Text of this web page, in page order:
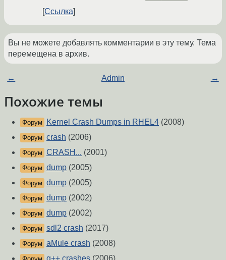
Ссылка
Вы не можете добавлять комментарии в эту тему. Тема
перемещена в архив.
← Admin →
Похожие темы
Форум Kernel Crash Dumps in RHEL4 (2008)
Форум crash (2006)
Форум CRASH... (2001)
Форум dump (2005)
Форум dump (2005)
Форум dump (2002)
Форум dump (2002)
Форум sdl2 crash (2017)
Форум aMule crash (2008)
g++ crashes (2006)